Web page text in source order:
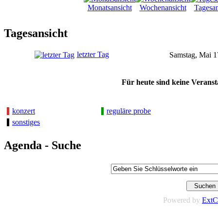
Monatsansicht Wochenansicht
Tagesansicht
letzter Tag Samstag, Mai
Für heute sind keine
konzert
reguläre probe
sonstiges
Agenda - Suche
Powered by